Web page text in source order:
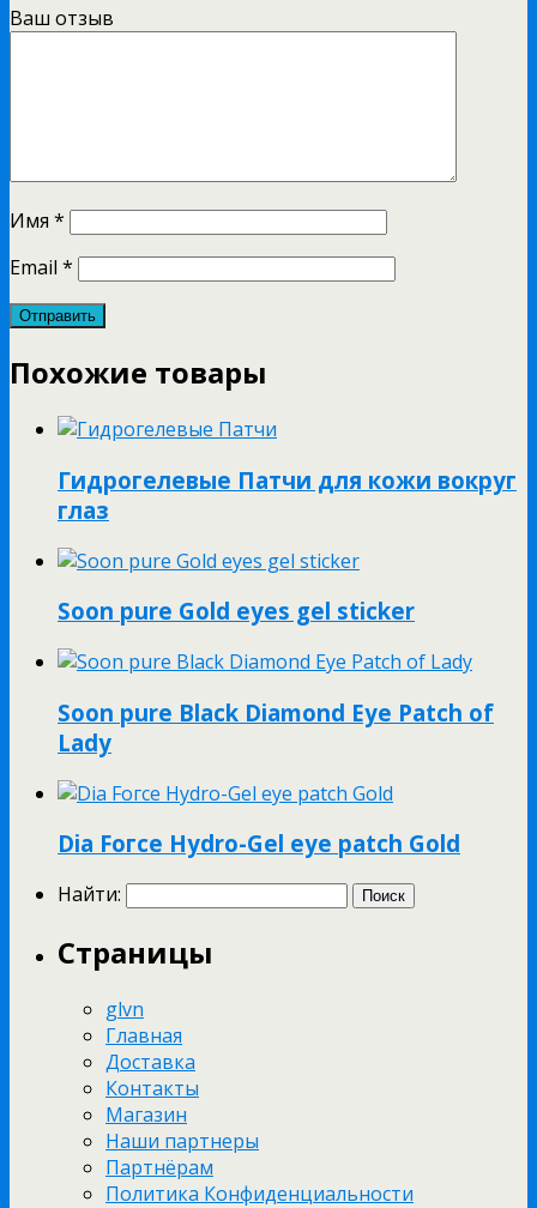
Ваш отзыв
Имя *
Email *
Похожие товары
Гидрогелевые Патчи для кожи вокруг
глаз
Soon pure Gold eyes gel sticker
Soon pure Black Diamond Eye Patch of
Lady
Dia Fогсе Hydro-Gel еуе раtсh Gold
Найти:
Страницы
glvn
Главная
Доставка
Контакты
Магазин
Наши партнеры
Партнёрам
Политика Конфиденциальности